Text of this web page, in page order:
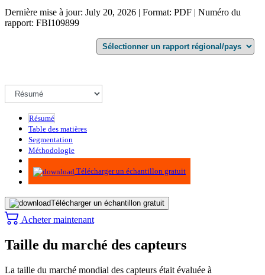
Dernière mise à jour: July 20, 2026 | Format: PDF | Numéro du
rapport: FBI109899
Résumé
Table des matières
Segmentation
Méthodologie
Infographie
Télécharger un échantillon gratuit
Télécharger un échantillon gratuit
Acheter maintenant
Taille du marché des capteurs
La taille du marché mondial des capteurs était évaluée à